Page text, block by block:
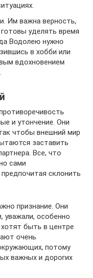
Им важна верность,
уделять время
Водолею нужно
в хобби или
вдохновением
и утончение. Они
чтобы внешний мир
заставить
Все, что
сами
склонить
признание. Они
уважали, особенно
быть в центре
очень
потому
важных и дорогих